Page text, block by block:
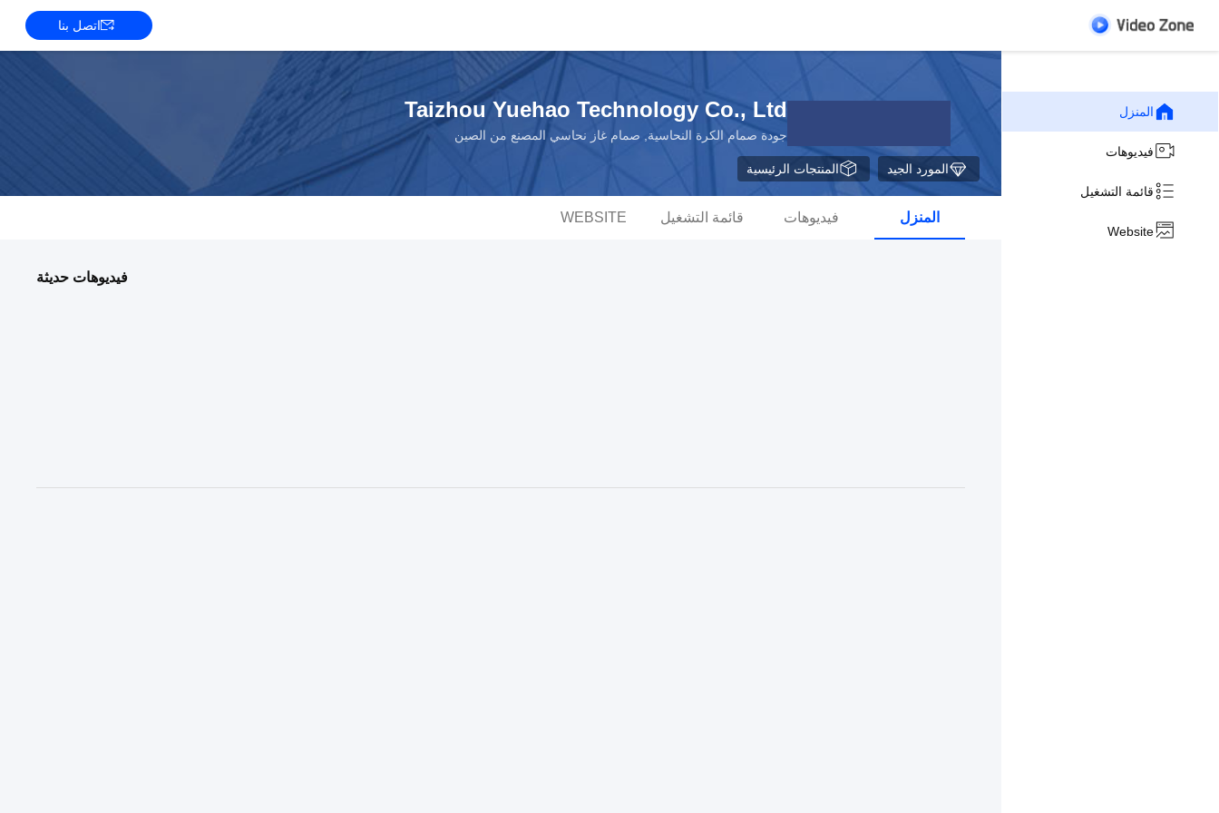
اتصل بنا
المنزل
فيديوهات
قائمة التشغيل
Website
Taizhou Yuehao Technology Co., Ltd
جودة صمام الكرة النحاسية, صمام غاز نحاسي المصنع من الصين
المورد الجيد المنتجات الرئيسية
المنزل فيديوهات قائمة التشغيل WEBSITE
فيديوهات حديثة